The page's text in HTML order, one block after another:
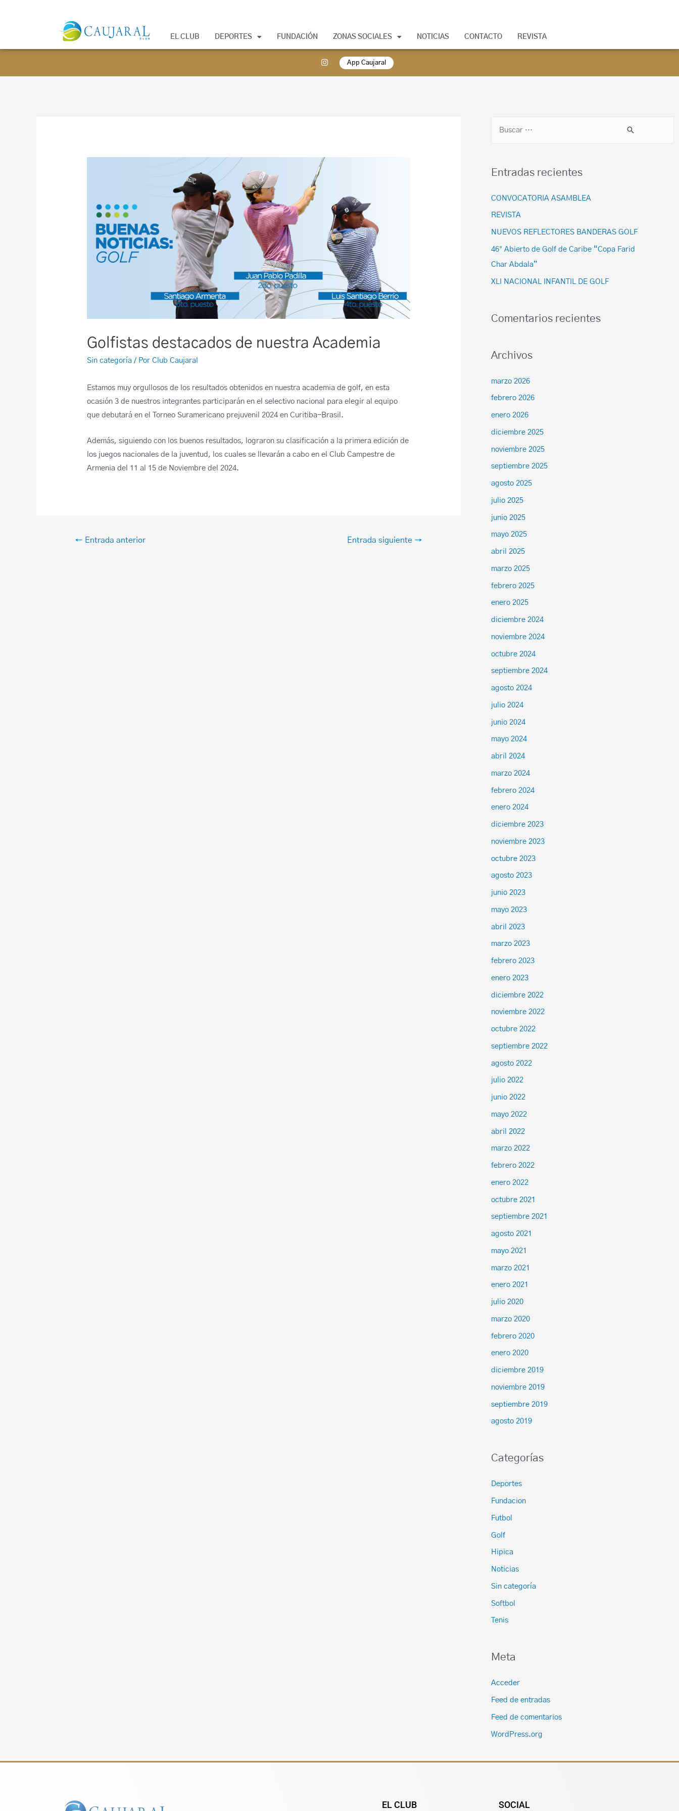
EL CLUB DEPORTES FUNDACIÓN ZONAS SOCIALES NOTICIAS CONTACTO REVISTA
App Caujaral
Golfistas destacados de nuestra Academia
Sin categoría / PorClub Caujaral
Estamos muy orgullosos de los resultados obtenidos en nuestra academia de golf, en esta
ocasión 3 de nuestros integrantes participarán en el selectivo nacional para elegir al equipo
que debutará en el Torneo Suramericano prejuvenil 2024 en Curitiba-Brasil.
Además, siguiendo con los buenos resultados, lograron su clasificación a la primera edición de
los juegos nacionales de la juventud, los cuales se llevarán a cabo en el Club Campestre de
Armenia del 11 al 15 de Noviembre del 2024.
← Entrada anterior Entrada siguiente →
Entradas recientes
CONVOCATORIA ASAMBLEA
REVISTA
NUEVOS REFLECTORES BANDERAS GOLF
46° Abierto de Golf de Caribe “Copa Farid
Char Abdala”
XLI NACIONAL INFANTIL DE GOLF
Comentarios recientes
Archivos
marzo 2026
febrero 2026
enero 2026
diciembre 2025
noviembre 2025
septiembre 2025
agosto 2025
julio 2025
junio 2025
mayo 2025
abril 2025
marzo 2025
febrero 2025
enero 2025
diciembre 2024
noviembre 2024
octubre 2024
septiembre 2024
agosto 2024
julio 2024
junio 2024
mayo 2024
abril 2024
marzo 2024
febrero 2024
enero 2024
diciembre 2023
noviembre 2023
octubre 2023
agosto 2023
junio 2023
mayo 2023
abril 2023
marzo 2023
febrero 2023
enero 2023
diciembre 2022
noviembre 2022
octubre 2022
septiembre 2022
agosto 2022
julio 2022
junio 2022
mayo 2022
abril 2022
marzo 2022
febrero 2022
enero 2022
octubre 2021
septiembre 2021
agosto 2021
mayo 2021
marzo 2021
enero 2021
julio 2020
marzo 2020
febrero 2020
enero 2020
diciembre 2019
noviembre 2019
septiembre 2019
agosto 2019
Categorías
Deportes
Fundacion
Futbol
Golf
Hipica
Noticias
Sin categoría
Softbol
Tenis
Meta
Acceder
Feed de entradas
Feed de comentarios
WordPress.org
EL CLUB SOCIAL